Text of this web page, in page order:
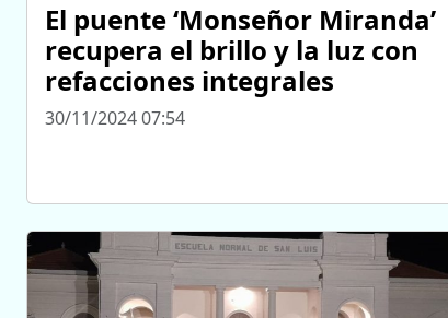
El puente ‘Monseñor Miranda’
recupera el brillo y la luz con
refacciones integrales
30/11/2024 07:54